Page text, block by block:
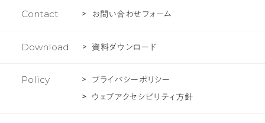
Contact お問い合わせフォーム
Download 資料ダウンロード
Policy
プライバシーポリシー
ウェブアクセシビリティ方針